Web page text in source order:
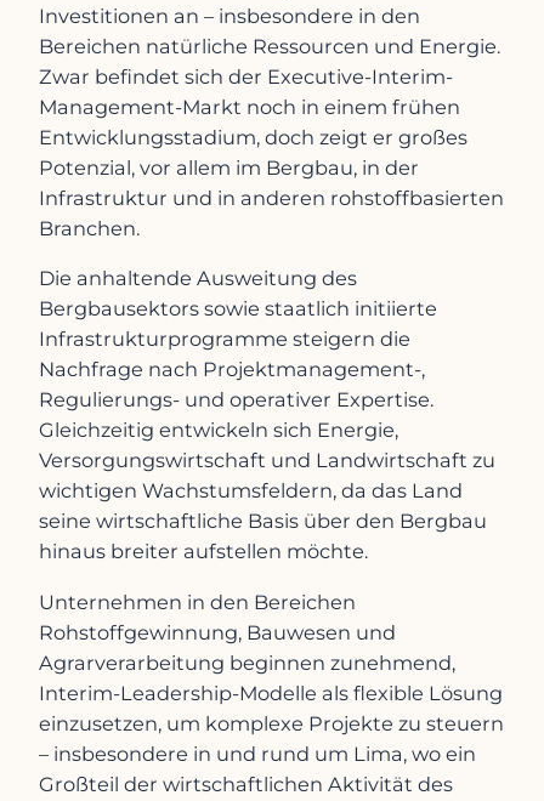
Investitionen an – insbesondere in den
Bereichen natürliche Ressourcen und Energie.
Zwar befindet sich der Executive-Interim-
Management-Markt noch in einem frühen
Entwicklungsstadium, doch zeigt er großes
Potenzial, vor allem im Bergbau, in der
Infrastruktur und in anderen rohstoffbasierten
Branchen.
Die anhaltende Ausweitung des
Bergbausektors sowie staatlich initiierte
Infrastrukturprogramme steigern die
Nachfrage nach Projektmanagement-,
Regulierungs- und operativer Expertise.
Gleichzeitig entwickeln sich Energie,
Versorgungswirtschaft und Landwirtschaft zu
wichtigen Wachstumsfeldern, da das Land
seine wirtschaftliche Basis über den Bergbau
hinaus breiter aufstellen möchte.
Unternehmen in den Bereichen
Rohstoffgewinnung, Bauwesen und
Agrarverarbeitung beginnen zunehmend,
Interim-Leadership-Modelle als flexible Lösung
einzusetzen, um komplexe Projekte zu steuern
– insbesondere in und rund um Lima, wo ein
Großteil der wirtschaftlichen Aktivität des